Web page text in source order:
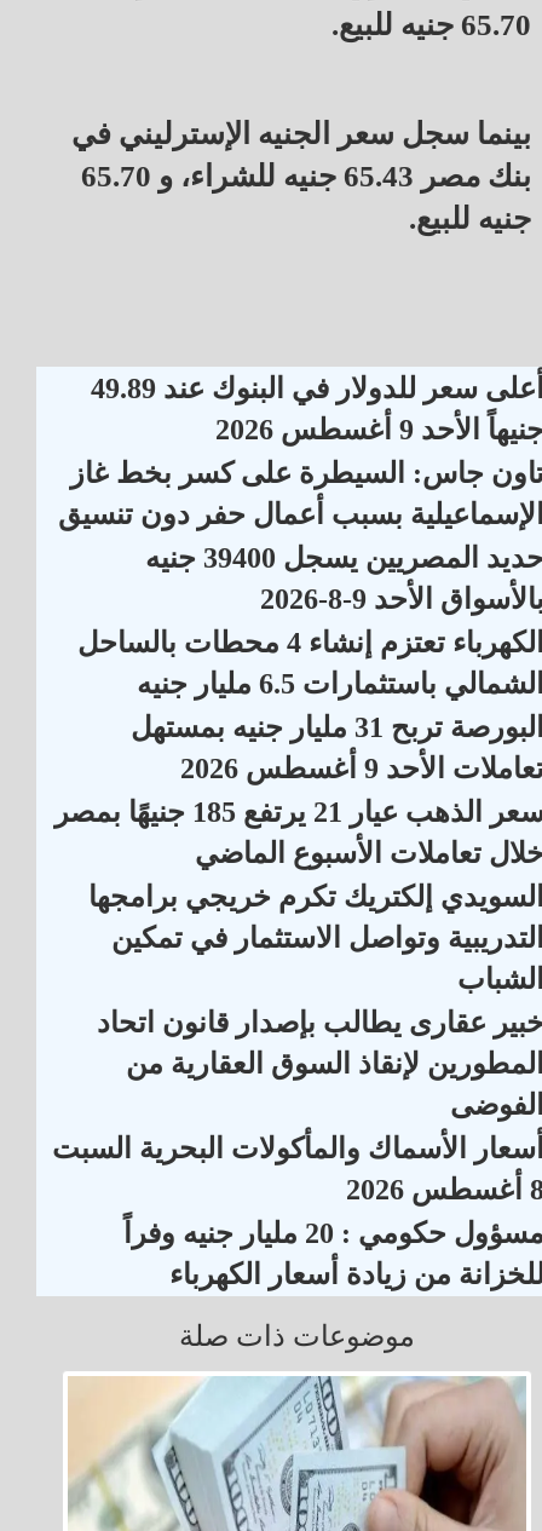
65.70 جنيه للبيع.
بينما سجل سعر الجنيه الإسترليني في
بنك مصر 65.43 جنيه للشراء، و 65.70
جنيه للبيع.
أعلى سعر للدولار في البنوك عند 49.89
الأحد 9 أغسطس 2026
جاس: السيطرة على كسر بخط غاز
بسبب أعمال حفر دون تنسيق
حديد المصريين يسجل 39400 جنيه
الأحد 9-8-2026
الكهرباء تعتزم إنشاء 4 محطات بالساحل
باستثمارات 6.5 مليار جنيه
البورصة تربح 31 مليار جنيه بمستهل
الأحد 9 أغسطس 2026
سعر الذهب عيار 21 يرتفع 185 جنيهًا بمصر
تعاملات الأسبوع الماضي
إلكتريك تكرم خريجي برامجها
وتواصل الاستثمار في تمكين
عقارى يطالب بإصدار قانون اتحاد
لإنقاذ السوق العقارية من
الأسماك والمأكولات البحرية السبت
2026
مسؤول حكومي : 20 مليار جنيه وفراً
من زيادة أسعار الكهرباء
موضوعات ذات صلة